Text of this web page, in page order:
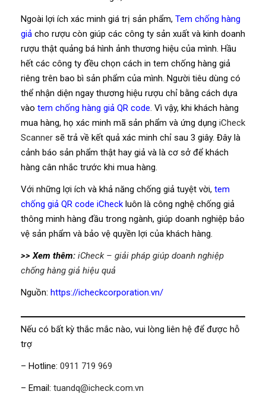
Ngoài lợi ích xác minh giá trị sản phẩm, Tem chống hàng
giả cho rượu còn giúp các công ty sản xuất và kinh doanh
rượu thật quảng bá hình ảnh thương hiệu của mình. Hầu
hết các công ty đều chọn cách in tem chống hàng giả
riêng trên bao bì sản phẩm của mình. Người tiêu dùng có
thể nhận diện ngay thương hiệu rượu chỉ bằng cách dựa
vào tem chống hàng giả QR code. Vì vậy, khi khách hàng
mua hàng, họ xác minh mã sản phẩm và ứng dụng iCheck
Scanner sẽ trả về kết quả xác minh chỉ sau 3 giây. Đây là
cảnh báo sản phẩm thật hay giả và là cơ sở để khách
hàng cân nhắc trước khi mua hàng.
Với những lợi ích và khả năng chống giả tuyệt vời, tem
chống giả QR code iCheck luôn là công nghệ chống giả
thông minh hàng đầu trong ngành, giúp doanh nghiệp bảo
vệ sản phẩm và bảo vệ quyền lợi của khách hàng.
>> Xem thêm: iCheck – giải pháp giúp doanh nghiệp
chống hàng giả hiệu quả
Nguồn: https://icheckcorporation.vn/
Nếu có bất kỳ thắc mắc nào, vui lòng liên hệ để được hỗ
trợ
– Hotline: 0911 719 969
– Email: tuandq@icheck.com.vn